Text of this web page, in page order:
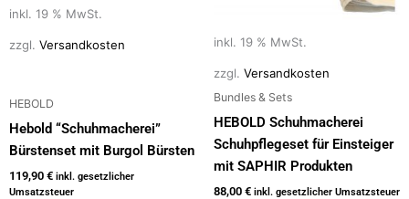
inkl. 19 % MwSt.
zzgl. Versandkosten
HEBOLD
Hebold “Schuhmacherei”
Bürstenset mit Burgol Bürsten
119,90 € inkl. gesetzlicher
Umsatzsteuer
inkl. 19 % MwSt.
zzgl. Versandkosten
Bundles & Sets
HEBOLD Schuhmacherei
Schuhpflegeset für Einsteiger
mit SAPHIR Produkten
88,00 € inkl. gesetzlicher Umsatzsteuer